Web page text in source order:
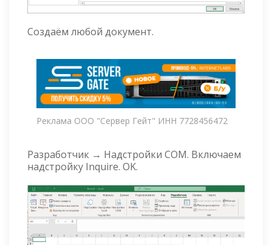
Создаём любой документ.
Реклама ООО "Сервер Гейт" ИНН 7728456472
Разработчик → Надстройки COM. Включаем
надстройку Inquire. OK.